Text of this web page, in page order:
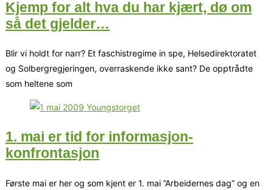
Kjemp for alt hva du har kjært, dø om
så det gjelder…
Blir vi holdt for narr? Et faschistregime in spe, Helsedirektoratet
og Solbergregjeringen, overraskende ikke sant? De opptrådte
som heltene som
1. mai er tid for informasjon-
konfrontasjon
Første mai er her og som kjent er 1. mai ”Arbeidernes dag” og en